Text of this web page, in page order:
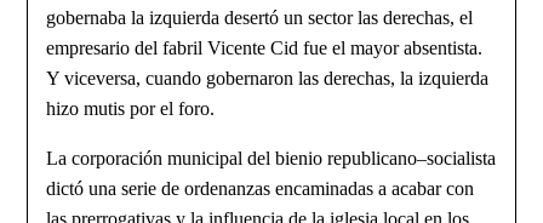
gobernaba la izquierda desertó un sector las derechas, el
empresario del fabril Vicente Cid fue el mayor absentista.
Y viceversa, cuando gobernaron las derechas, la izquierda
hizo mutis por el foro.
La corporación municipal del bienio republicano–socialista
dictó una serie de ordenanzas encaminadas a acabar con
las prerrogativas y la influencia de la iglesia local en los